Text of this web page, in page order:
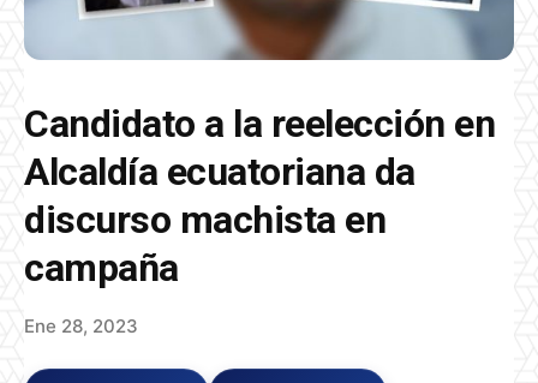
Candidato a la reelección en
Alcaldía ecuatoriana da
discurso machista en
campaña
Ene 28, 2023